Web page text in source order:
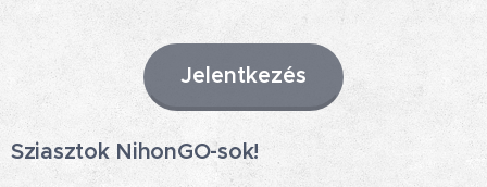
Jelentkezés
Sziasztok NihonGO-sok! 🤗